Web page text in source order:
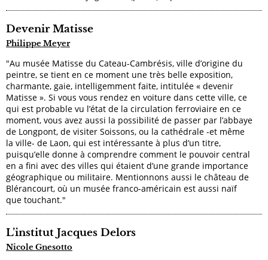
Devenir Matisse
Philippe Meyer
"Au musée Matisse du Cateau-Cambrésis, ville d’origine du
peintre, se tient en ce moment une très belle exposition,
charmante, gaie, intelligemment faite, intitulée « devenir
Matisse ». Si vous vous rendez en voiture dans cette ville, ce
qui est probable vu l’état de la circulation ferroviaire en ce
moment, vous avez aussi la possibilité de passer par l’abbaye
de Longpont, de visiter Soissons, ou la cathédrale -et même
la ville- de Laon, qui est intéressante à plus d’un titre,
puisqu’elle donne à comprendre comment le pouvoir central
en a fini avec des villes qui étaient d’une grande importance
géographique ou militaire. Mentionnons aussi le château de
Blérancourt, où un musée franco-américain est aussi naïf
que touchant."
L’institut Jacques Delors
Nicole Gnesotto